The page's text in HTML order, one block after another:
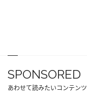
SPONSORED
あわせて読みたいコンテンツ